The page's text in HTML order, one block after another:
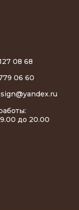
08 68
06 60
до 20.00